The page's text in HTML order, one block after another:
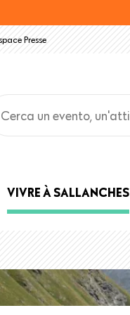
Presse
VIVRE À SALLANCHES